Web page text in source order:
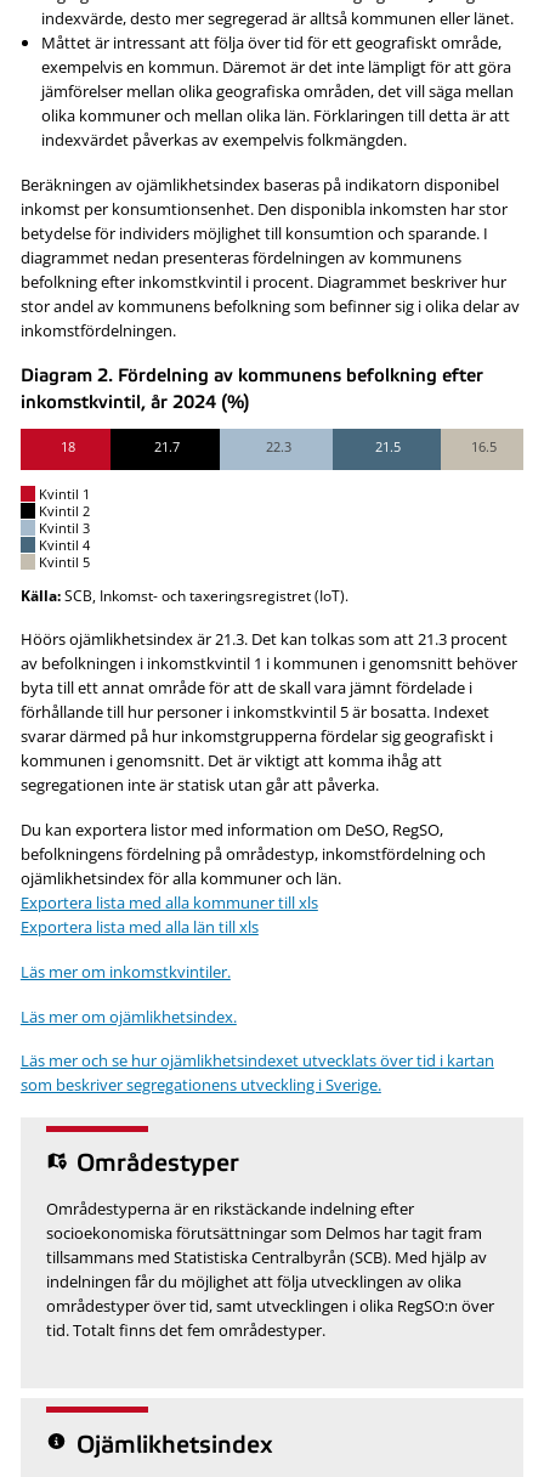
indexvärde, desto mer segregerad är alltså kommunen eller länet.
Måttet är intressant att följa över tid för ett geografiskt område,
exempelvis en kommun. Däremot är det inte lämpligt för att göra
jämförelser mellan olika geografiska områden, det vill säga mellan
olika kommuner och mellan olika län. Förklaringen till detta är att
indexvärdet påverkas av exempelvis folkmängden.
Beräkningen av ojämlikhetsindex baseras på indikatorn disponibel
inkomst per konsumtionsenhet. Den disponibla inkomsten har stor
betydelse för individers möjlighet till konsumtion och sparande. I
diagrammet nedan presenteras fördelningen av kommunens
befolkning efter inkomstkvintil i procent. Diagrammet beskriver hur
stor andel av kommunens befolkning som befinner sig i olika delar av
inkomstfördelningen.
Diagram 2. Fördelning av kommunens befolkning efter
inkomstkvintil, år 2024 (%)
18 21.7 22.3 21.5 16.5
Kvintil 1
Kvintil 2
Kvintil 3
Kvintil 4
Kvintil 5
Källa:SCB, Inkomst- och taxeringsregistret (IoT).
Höörs ojämlikhetsindex är 21.3. Det kan tolkas som att 21.3 procent
av befolkningen i inkomstkvintil 1 i kommunen i genomsnitt behöver
byta till ett annat område för att de skall vara jämnt fördelade i
förhållande till hur personer i inkomstkvintil 5 är bosatta. Indexet
svarar därmed på hur inkomstgrupperna fördelar sig geografiskt i
kommunen i genomsnitt. Det är viktigt att komma ihåg att
segregationen inte är statisk utan går att påverka.
Du kan exportera listor med information om DeSO, RegSO,
befolkningens fördelning på områdestyp, inkomstfördelning och
ojämlikhetsindex för alla kommuner och län.
Exportera lista med alla kommuner till xls
Exportera lista med alla län till xls
Läs mer om inkomstkvintiler.
Läs mer om ojämlikhetsindex.
Läs mer och se hur ojämlikhetsindexet utvecklats över tid i kartan
som beskriver segregationens utveckling i Sverige.
Områdestyper
Områdestyperna är en rikstäckande indelning efter
socioekonomiska förutsättningar som Delmos har tagit fram
tillsammans med Statistiska Centralbyrån (SCB). Med hjälp av
indelningen får du möjlighet att följa utvecklingen av olika
områdestyper över tid, samt utvecklingen i olika RegSO:n över
tid. Totalt finns det fem områdestyper.
Ojämlikhetsindex